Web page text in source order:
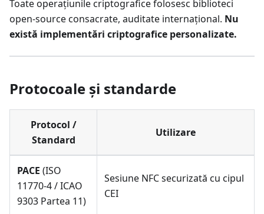
Toate operațiunile criptografice folosesc biblioteci
open-source consacrate, auditate internațional. Nu
există implementări criptografice personalizate.
Protocoale și standarde
Protocol /
Standard
Utilizare
PACE (ISO
11770-4 / ICAO
9303 Partea 11)
Sesiune NFC securizată cu cipul
CEI